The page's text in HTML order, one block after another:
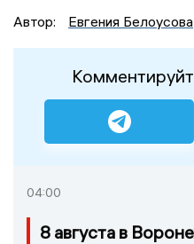
Автор:
Евгения Белоусова
04:00
8 августа в